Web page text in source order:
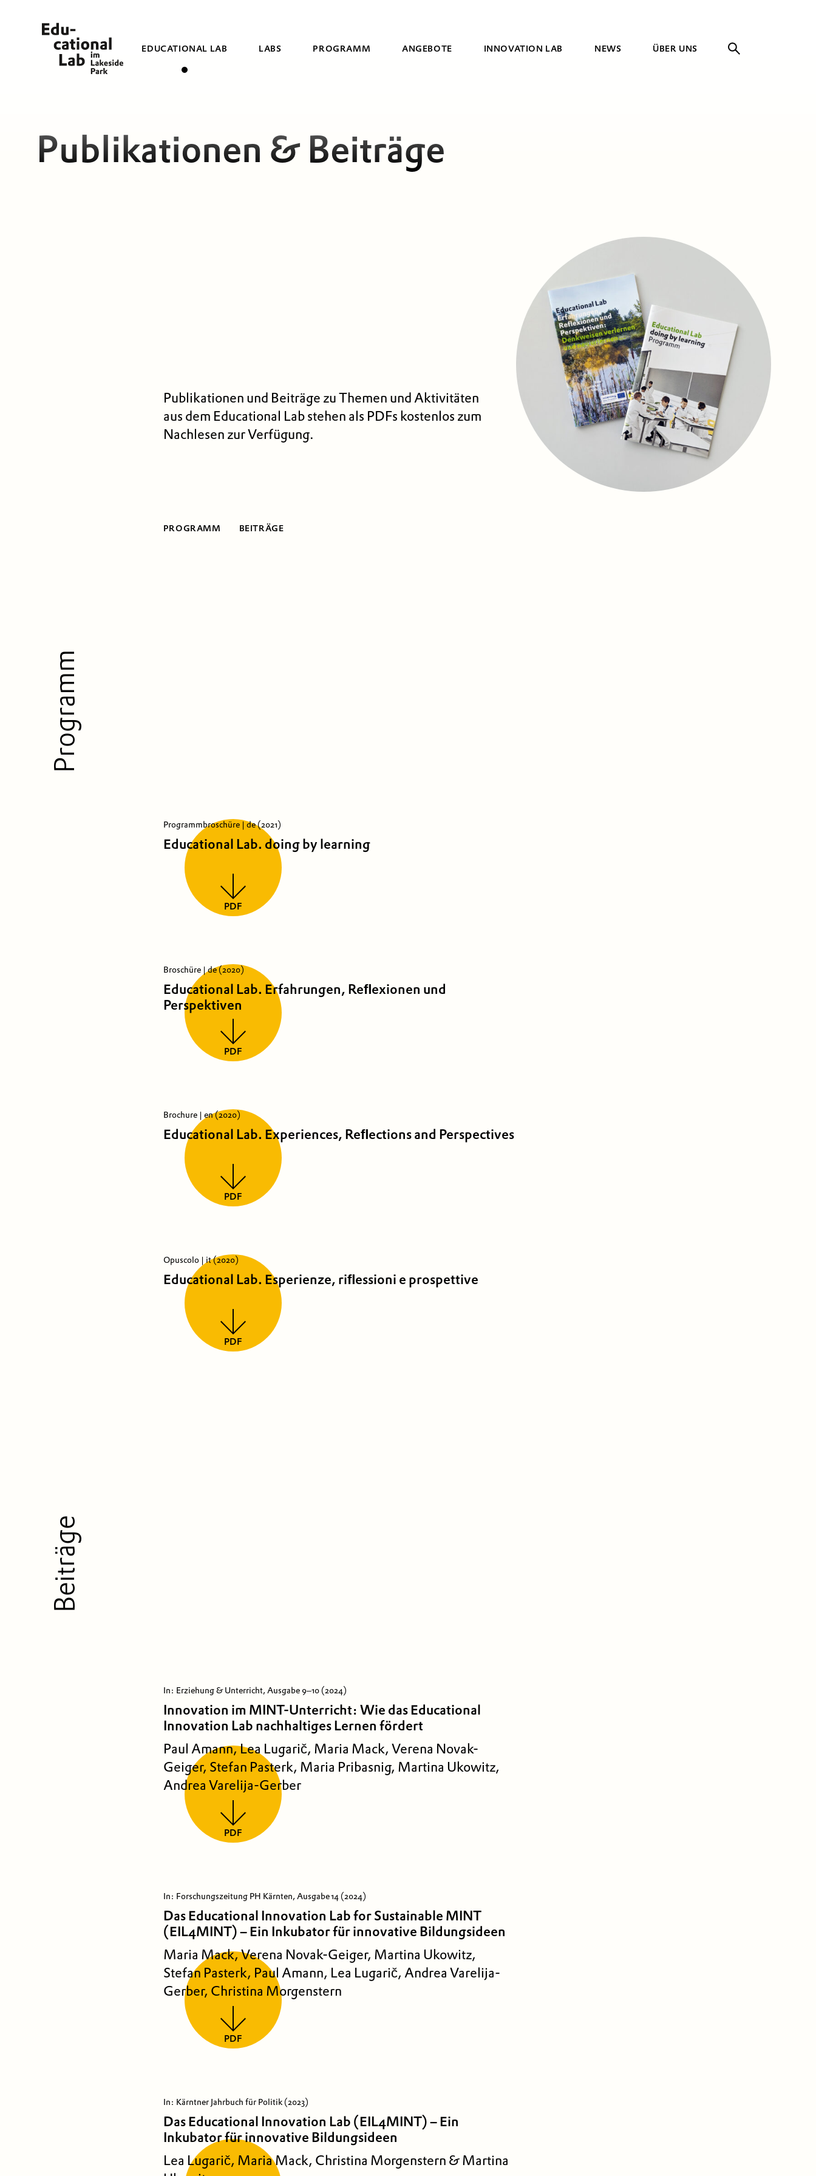
EDUCATIONAL LAB LABS PROGRAMM ANGEBOTE INNOVATION LAB NEWS ÜBER UNS
Publikationen & Beiträge
Publikationen und Beiträge zu Themen und Aktivitäten
aus dem Educational Lab stehen als PDFs kostenlos zum
Nachlesen zur Verfügung.
PROGRAMM BEITRÄGE
Programm
Programmbroschüre | de (2021)
Educational Lab. doing by learning
PDF
Broschüre | de (2020)
Educational Lab. Erfahrungen, Reﬂexionen und
Perspektiven
PDF
Brochure | en (2020)
Educational Lab. Experiences, Reﬂections and Perspectives
PDF
Opuscolo | it (2020)
Educational Lab. Esperienze, riﬂessioni e prospettive
PDF
Beiträge
In: Erziehung & Unterricht, Ausgabe 9–10 (2024)
Innovation im MINT-Unterricht: Wie das Educational
Innovation Lab nachhaltiges Lernen fördert
Paul Amann, Lea Lugarič, Maria Mack, Verena Novak-
Geiger, Stefan Pasterk, Maria Pribasnig, Martina Ukowitz,
Andrea Varelija-Gerber
PDF
In: Forschungszeitung PH Kärnten, Ausgabe 14 (2024)
Das Educational Innovation Lab for Sustainable MINT
(EIL4MINT) – Ein Inkubator für innovative Bildungsideen
Maria Mack, Verena Novak-Geiger, Martina Ukowitz,
Stefan Pasterk, Paul Amann, Lea Lugarič, Andrea Varelija-
Gerber, Christina Morgenstern
PDF
In: Kärntner Jahrbuch für Politik (2023)
Das Educational Innovation Lab (EIL4MINT) – Ein
Inkubator für innovative Bildungsideen
Lea Lugarič, Maria Mack, Christina Morgenstern & Martina